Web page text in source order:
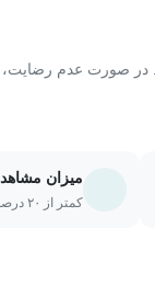
برداشت.
صورت عدم رضایت،
میزان
کمتر از ۲۰ درصد یا ۵ جلسه از دوره